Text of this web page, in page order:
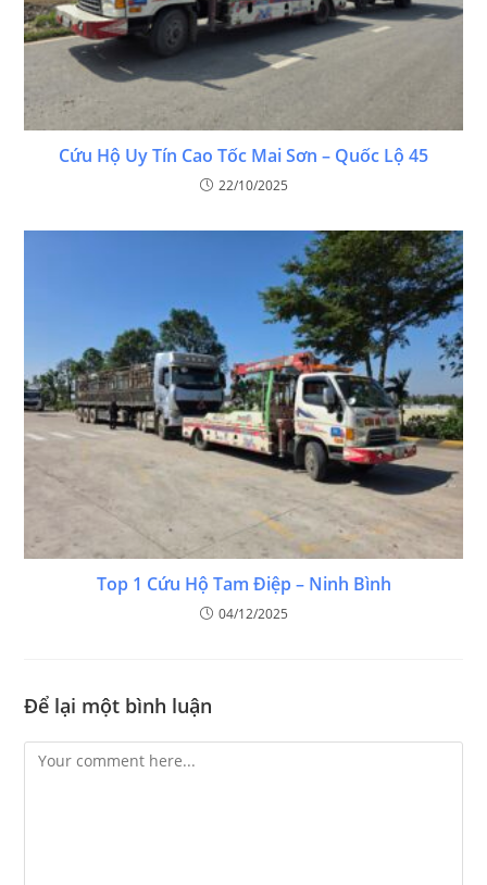
Cứu Hộ Uy Tín Cao Tốc Mai Sơn – Quốc Lộ 45
22/10/2025
Top 1 Cứu Hộ Tam Điệp – Ninh Bình
04/12/2025
Để lại một bình luận